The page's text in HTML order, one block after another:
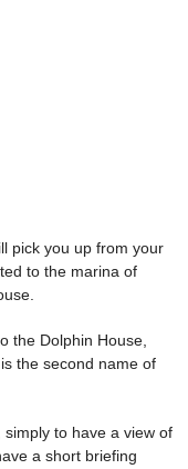
pick you up from your
to the marina of
the Dolphin House,
is the second name of
to have a view of
a short briefing